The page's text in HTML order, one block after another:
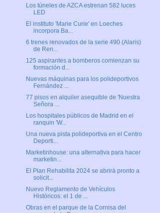
Los túneles de AZCA estrenan 582 luces
LED
El instituto 'Marie Curie' en Loeches
incorpora Ba...
6 trenes renovados de la serie 490 (Alaris)
de Ren...
125 aspirantes a bomberos comienzan su
formación d...
Nuevas máquinas para los polideportivos
Fernández ...
77 pisos en alquiler asequible de 'Nuestra
Señora ...
Los hospitales públicos de Madrid en el
ranquin 'W...
Una nueva pista polideportiva en el Centro
Deporti...
Marketinhouse: una alternativa para hacer
marketin...
El Plan Rehabilita 2024 se abrirá pronto a
solicit...
Nuevo Reglamento de Vehículos
Históricos: el 1 de ...
Obras en el parque de la Cornisa del